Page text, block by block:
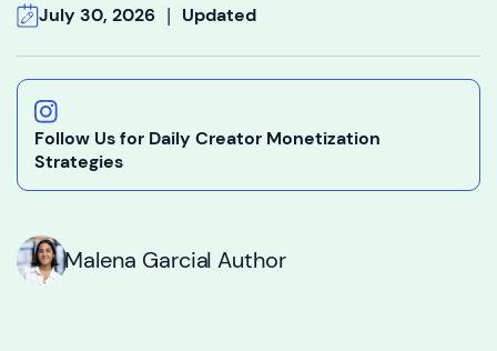
July 30, 2026 | Updated
Follow Us for Daily Creator Monetization
Strategies
Malena GarciaI Author